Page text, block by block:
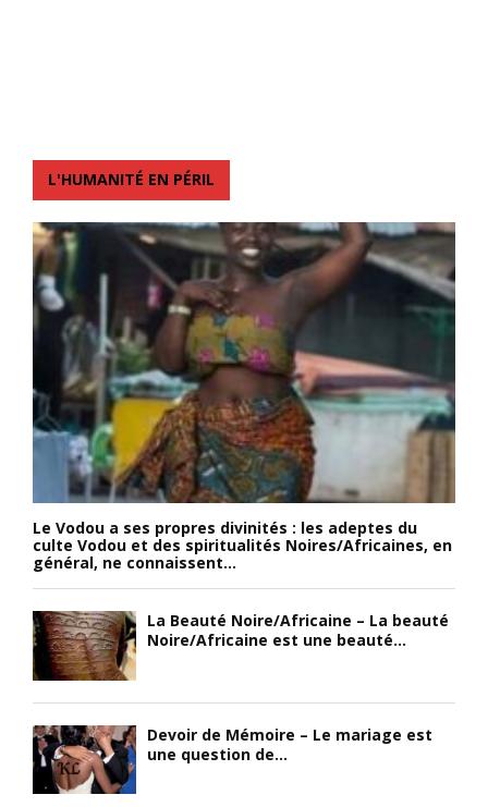
L'HUMANITÉ EN PÉRIL
Le Vodou a ses propres divinités : les adeptes du
culte Vodou et des spiritualités Noires/Africaines, en
général, ne connaissent...
La Beauté Noire/Africaine – La beauté
Noire/Africaine est une beauté...
Devoir de Mémoire – Le mariage est
une question de...